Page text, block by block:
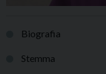
Biografia
Stemma